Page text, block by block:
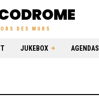
DES MURS
JUKEBOX AGENDAS